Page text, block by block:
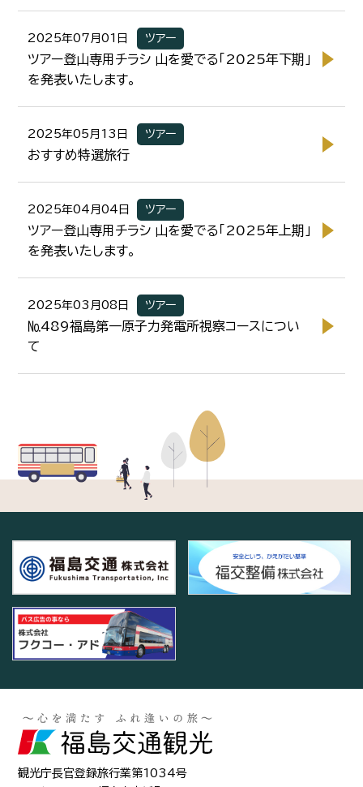
2025年07月01日 ツアー
ツアー登山専用チラシ 山を愛でる「2025年下期」
を発表いたします。
2025年05月13日 ツアー
おすすめ特選旅行
2025年04月04日 ツアー
ツアー登山専用チラシ 山を愛でる「2025年上期」
を発表いたします。
2025年03月08日 ツアー
№489福島第一原子力発電所視察コースについ
て
観光庁長官登録旅行業第1034号